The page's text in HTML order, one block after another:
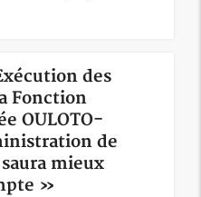
des
Fonction
OULOTO-
de
mieux
»